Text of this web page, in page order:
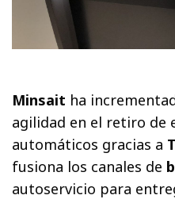
Minsait ha
agilidad en el retiro de
automáticos gracias a
fusiona los canales de
autoservicio para